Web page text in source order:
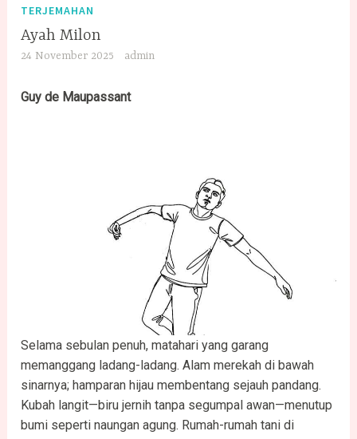
TERJEMAHAN
Ayah Milon
24 November 2025 admin
Guy de Maupassant
Selama sebulan penuh, matahari yang garang
memanggang ladang-ladang. Alam merekah di bawah
sinarnya; hamparan hijau membentang sejauh pandang.
Kubah langit—biru jernih tanpa segumpal awan—menutup
bumi seperti naungan agung. Rumah-rumah tani di